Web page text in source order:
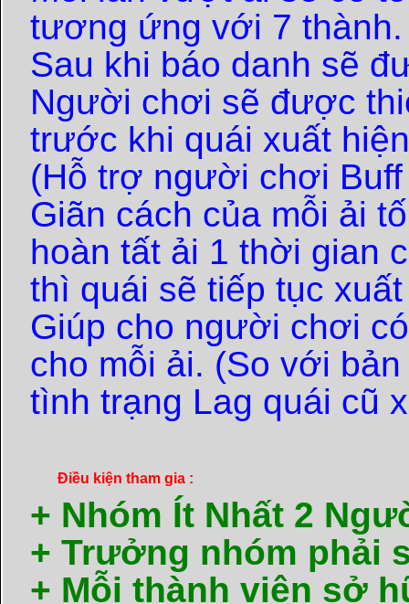
tương ứng với 7 thành.
Sau khi báo danh sẽ
Người chơi sẽ được
trước khi quái xuất
(Hỗ trợ người chơi
Giãn cách của mỗi ải
hoàn tất ải 1 thời gian
thì quái sẽ tiếp tục
Giúp cho người chơi
cho mỗi ải. (So với
tình trạng Lag quái cũ
Điều kiện tham gia :
+ Nhóm Ít Nhất 2
+ Trưởng nhóm phải
+ Mỗi thành viên sở